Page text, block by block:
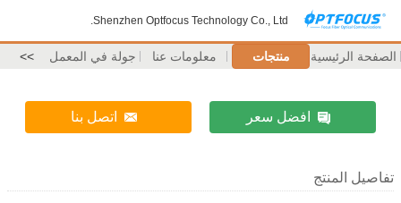
Shenzhen Optfocus Technology Co., Ltd.
الصفحة الرئيسية منتجات معلومات عنا جولة في المعمل >>
افضل سعر اتصل بنا
تفاصيل المنتج